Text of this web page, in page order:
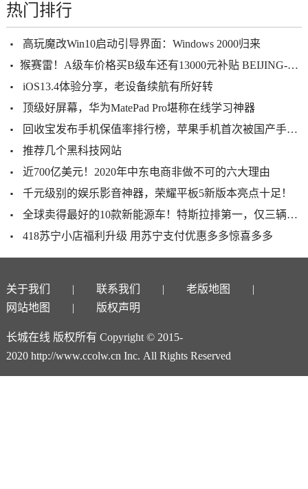
热门排行
高玩魔改Win10启动引导界面：Windows 2000归来
​猴赛雷！A级车价格买B级车还有13000元补贴 BEIJING-U7介绍畀你
iOS13.4体验分享，老设备续航有所好转
顶级好屏幕，华为MatePad Pro堪称在线学习神器
回收宝发布手机保值率排行榜，苹果手机首次被国产手机超越
推荐几个黑科技网站
近700亿美元！2020年中东电商非做不可的六大理由
千元级别的娱乐影音神器，荣耀平板5新版本亮点十足！
全球卖得最好的10款新能源车！特斯拉排第一，仅三辆中国车上榜
418苏宁小店福利升级 用苏宁支付优惠多多惊喜多多
关于我们 联系我们
老版地图
网站地图
版权声明
长城在线 版权所有 Copyright © 2015-
2020 http://www.ccolw.cn Inc. All Rights Reserved